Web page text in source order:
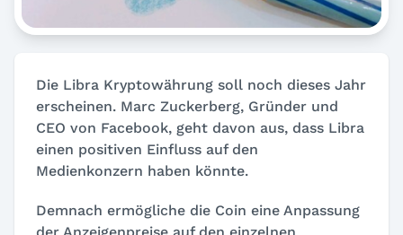
Die Libra Kryptowährung soll noch dieses Jahr
erscheinen. Marc Zuckerberg, Gründer und
CEO von Facebook, geht davon aus, dass Libra
einen positiven Einfluss auf den
Medienkonzern haben könnte.
Demnach ermögliche die Coin eine Anpassung